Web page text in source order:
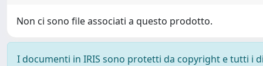
Non ci sono file associati a questo prodotto.
I documenti in IRIS sono protetti da copyright e tutti i